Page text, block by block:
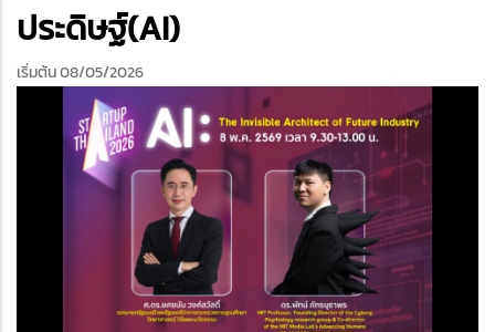
ประดิษฐ์(AI)
เริ่มต้น 08/05/2026